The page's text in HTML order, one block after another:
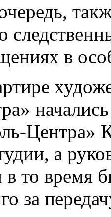
в
Центра»
а
в то время
за